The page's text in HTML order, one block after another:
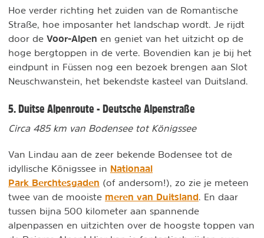
Hoe verder richting het zuiden van de Romantische
Straße, hoe imposanter het landschap wordt. Je rijdt
door de Voor-Alpen en geniet van het uitzicht op de
hoge bergtoppen in de verte. Bovendien kan je bij het
eindpunt in Füssen nog een bezoek brengen aan Slot
Neuschwanstein, het bekendste kasteel van Duitsland.
5. Duitse Alpenroute - Deutsche Alpenstraße
Circa 485 km van Bodensee tot Königssee
Van Lindau aan de zeer bekende Bodensee tot de
idyllische Königssee in Nationaal
Park Berchtesgaden (of andersom!), zo zie je meteen
twee van de mooiste meren van Duitsland. En daar
tussen bijna 500 kilometer aan spannende
alpenpassen en uitzichten over de hoogste toppen van